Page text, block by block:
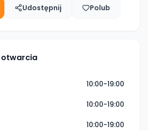
Udostępnij Polub
otwarcia
10:00-19:00
10:00-19:00
10:00-19:00